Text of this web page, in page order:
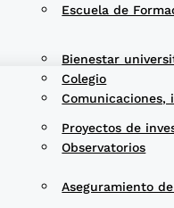
Escuela de
Comunicaciones,
Aseguramiento
Colegio
Bienestar
Observatorios
Proyectos de